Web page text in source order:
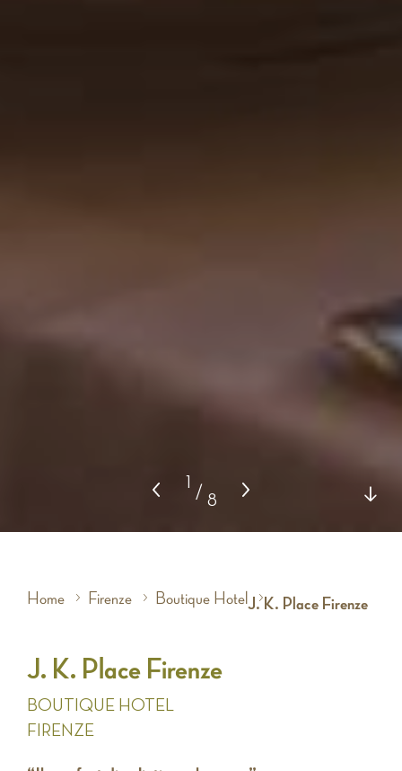
/ 8
Home Firenze Boutique HotelJ. K. Place Firenze
J. K. Place Firenze
BOUTIQUE HOTEL
FIRENZE